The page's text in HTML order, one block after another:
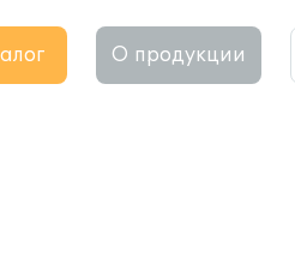
О продукции